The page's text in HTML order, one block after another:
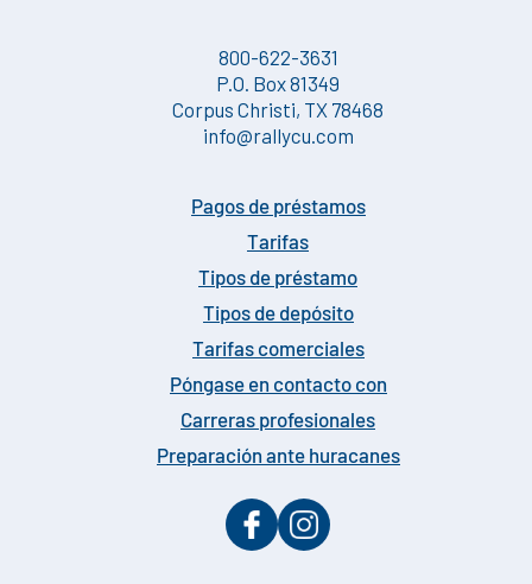
800-622-3631
P.O. Box 81349
Corpus Christi, TX 78468
info@rallycu.com
Pagos de préstamos
Tarifas
Tipos de préstamo
Tipos de depósito
Tarifas comerciales
Póngase en contacto con
Carreras profesionales
Preparación ante huracanes